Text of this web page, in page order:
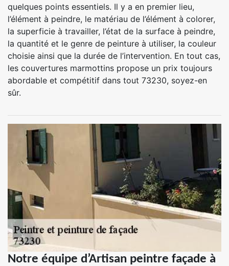
quelques points essentiels. Il y a en premier lieu,
l’élément à peindre, le matériau de l’élément à colorer,
la superficie à travailler, l’état de la surface à peindre,
la quantité et le genre de peinture à utiliser, la couleur
choisie ainsi que la durée de l’intervention. En tout cas,
les couvertures marmottins propose un prix toujours
abordable et compétitif dans tout 73230, soyez-en
sûr.
Notre équipe d’Artisan peintre façade à